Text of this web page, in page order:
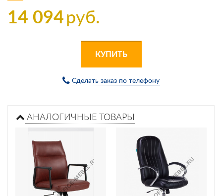
14 094руб.
КУПИТЬ
Сделать заказ по телефону
АНАЛОГИЧНЫЕ ТОВАРЫ